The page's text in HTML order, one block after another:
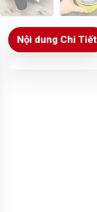
Nội dung Chi Tiết